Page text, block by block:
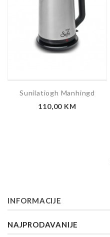
Sunilatiogh Manhingd
110,00 KM
INFORMACIJE
NAJPRODAVANIJE